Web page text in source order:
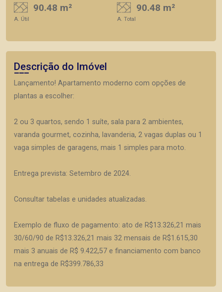
90.48 m²
A. Útil
90.48 m²
A. Total
Descrição do Imóvel
Lançamento! Apartamento moderno com opções de
plantas a escolher:
2 ou 3 quartos, sendo 1 suíte, sala para 2 ambientes,
varanda gourmet, cozinha, lavanderia, 2 vagas duplas ou 1
vaga simples de garagens, mais 1 simples para moto.
Entrega prevista: Setembro de 2024.
Consultar tabelas e unidades atualizadas.
Exemplo de fluxo de pagamento: ato de R$13.326,21 mais
30/60/90 de R$13.326,21 mais 32 mensais de R$1.615,30
mais 3 anuais de R$ 9.422,57 e financiamento com banco
na entrega de R$399.786,33